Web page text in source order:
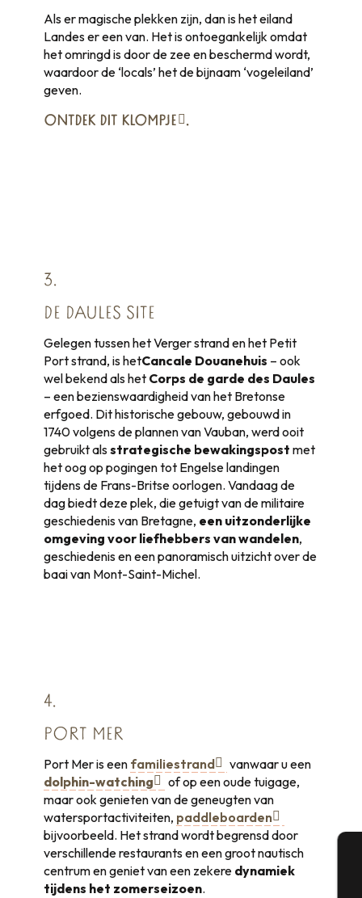
Als er magische plekken zijn, dan is het eiland
Landes er een van. Het is ontoegankelijk omdat
het omringd is door de zee en beschermd wordt,
waardoor de ‘locals’ het de bijnaam ‘vogeleiland’
geven.
ONTDEK DIT KLOMPJE .
3.
DE DAULES SITE
Gelegen tussen het Verger strand en het Petit
Port strand, is hetCancale Douanehuis – ook
wel bekend als het Corps de garde des Daules
– een bezienswaardigheid van het Bretonse
erfgoed. Dit historische gebouw, gebouwd in
1740 volgens de plannen van Vauban, werd ooit
gebruikt alsstrategische bewakingspost met
het oog op pogingen tot Engelse landingen
tijdens de Frans-Britse oorlogen. Vandaag de
dag biedt deze plek, die getuigt van de militaire
geschiedenis van Bretagne, een uitzonderlijke
omgeving voor liefhebbers van wandelen,
geschiedenis en een panoramisch uitzicht over de
baai van Mont-Saint-Michel.
4.
PORT MER
Port Mer is een familiestrand
vanwaar u een
dolphin-watching
of op een oude tuigage,
maar ook genieten van de geneugten van
watersportactiviteiten, paddleboarden
bijvoorbeeld. Het strand wordt begrensd door
verschillende restaurants en een groot nautisch
centrum en geniet van een zekere dynamiek
tijdens het zomerseizoen.